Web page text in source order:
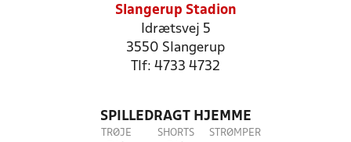
Slangerup Stadion
Idrætsvej 5
3550 Slangerup
Tlf: 4733 4732
SPILLEDRAGT HJEMME
TRØJE SHORTS STRØMPER